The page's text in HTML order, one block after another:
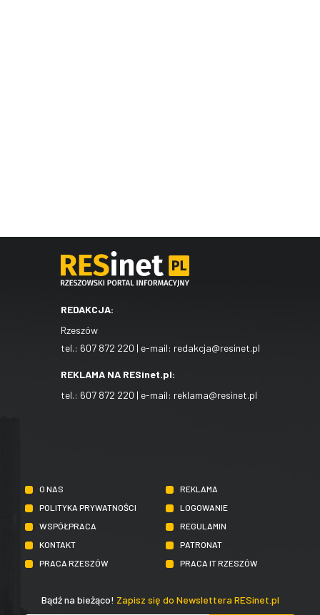
REDAKCJA:
Rzeszów
tel.: 607 872 220 | e-mail: redakcja@resinet.pl
REKLAMA NA RESinet.pl:
tel.: 607 872 220 | e-mail: reklama@resinet.pl
O NAS
REKLAMA
POLITYKA PRYWATNOŚCI
LOGOWANIE
WSPÓŁPRACA
REGULAMIN
KONTAKT
PATRONAT
PRACA RZESZÓW
PRACA IT RZESZÓW
Bądź na bieżąco! Zapisz się do Newslettera RESinet.pl